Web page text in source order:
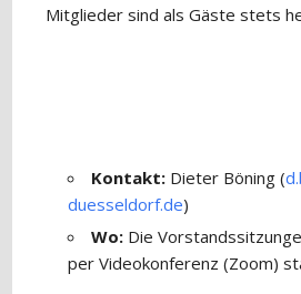
Mitglieder sind als Gäste stets
Kontakt: Dieter Böning (
duesseldorf.de)
Wo: Die
per Videokonferenz (Zoom)